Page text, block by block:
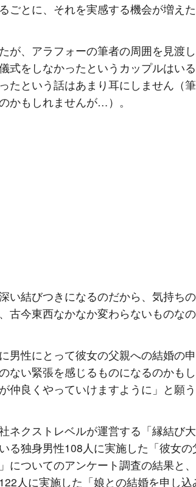
ごとに、それを実感する機会が増え
が、アラフォーの筆者の周囲を見渡
式をしなかったというカップルはい
たという話はあまり耳にしません（
かもしれませんが…）。
い結びつきになるのだから、気持ち
古今東西なかなか変わらないものな
男性にとって彼女の父親への結婚の
ない緊張を感じるものになるのかも
仲良くやっていけますように」と願
ネクストレベルが運営する「縁結び
る独身男性108人に実施した「彼女の
についてのアンケート調査の結果と
人に実施した「娘との結婚を申し